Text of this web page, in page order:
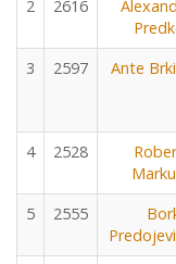
2
2616
3 2597 Ante
4 2528
5 2555